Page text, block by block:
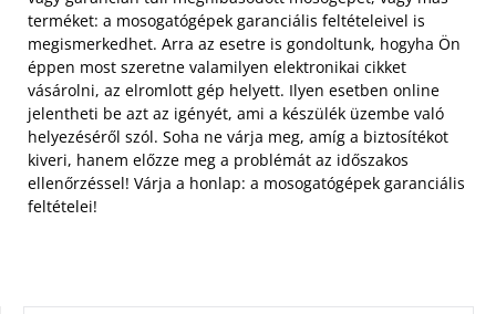
terméket: a mosogatógépek garanciális feltételeivel is
megismerkedhet. Arra az esetre is gondoltunk, hogyha Ön
éppen most szeretne valamilyen elektronikai cikket
vásárolni, az elromlott gép helyett. Ilyen esetben online
jelentheti be azt az igényét, ami a készülék üzembe való
helyezéséről szól. Soha ne várja meg, amíg a biztosítékot
kiveri, hanem előzze meg a problémát az időszakos
ellenőrzéssel! Várja a honlap: a mosogatógépek garanciális
feltételei!